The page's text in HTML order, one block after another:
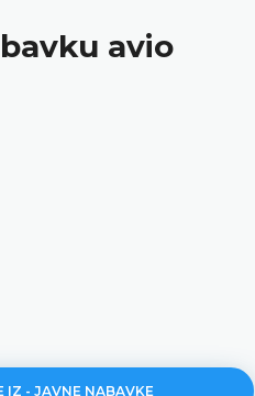
avio
IZ - JAVNE NABAVKE